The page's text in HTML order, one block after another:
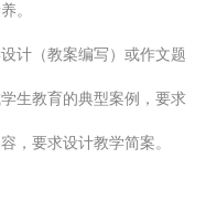
。
计（教案编写）或作文题
生教育的典型案例，要求
，要求设计教学简案。